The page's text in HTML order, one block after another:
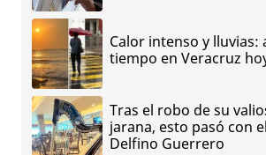
Calor intenso y lluvias:
tiempo en Veracruz
Tras el robo de su
jarana, esto pasó con
Delfino Guerrero